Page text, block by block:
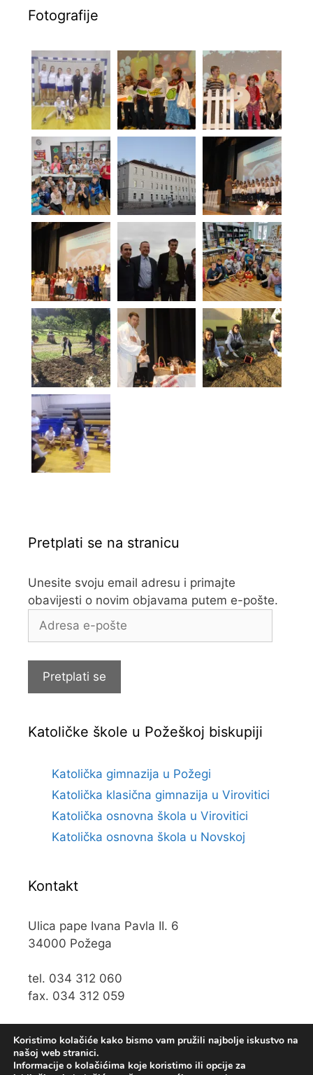
Fotografije
Pretplati se na stranicu
Unesite svoju email adresu i primajte
obavijesti o novim objavama putem e-pošte.
Adresa
Pretplati se
Katoličke škole u Požeškoj biskupiji
Katolička gimnazija u Požegi
Katolička klasična gimnazija u Virovitici
Katolička osnovna škola u Virovitici
Katolička osnovna škola u Novskoj
Kontakt
Ulica pape Ivana Pavla II. 6
34000 Požega
tel. 034 312 060
fax. 034 312 059
Koristimo kolačiće kako bismo vam pružili najbolje iskustvo na
našoj web stranici.
Informacije o kolačićima koje koristimo ili opcije za